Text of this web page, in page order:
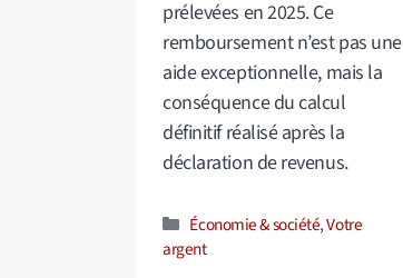
prélevées en 2025. Ce
remboursement n’est pas une
aide exceptionnelle, mais la
conséquence du calcul
définitif réalisé après la
déclaration de revenus.
Catégories
Économie & société,Votre
argent